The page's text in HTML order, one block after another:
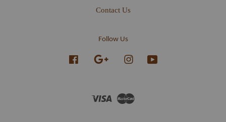
Contact Us
Follow Us
Facebook Google Instagram
Visa